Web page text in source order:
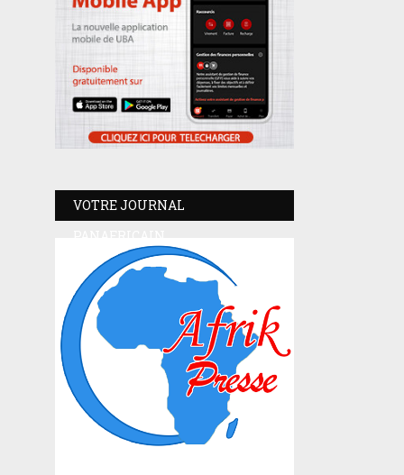
VOTRE JOURNAL